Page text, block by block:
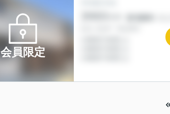
会員限定